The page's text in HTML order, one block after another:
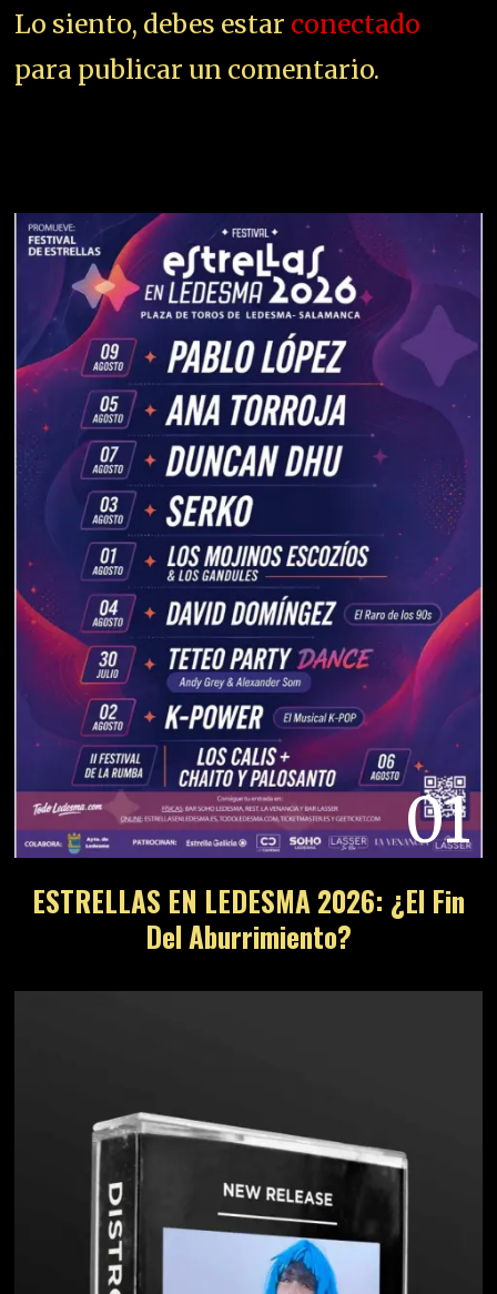
Lo siento, debes estar conectado
para publicar un comentario.
01
ESTRELLAS EN LEDESMA 2026: ¿El Fin
Del Aburrimiento?